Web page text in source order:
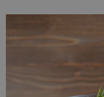
Když se ke mně doneslo,